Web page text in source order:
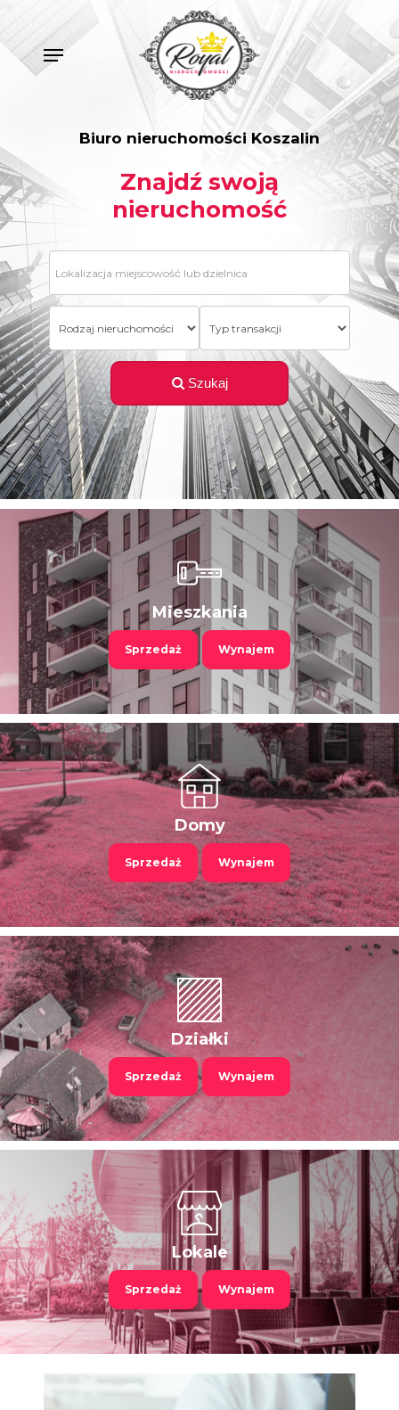
main
content
Menu
Biuro nieruchomości Koszalin
Znajdź swoją
nieruchomość
Szukaj
Mieszkania
Sprzedaż Wynajem
Domy
Sprzedaż Wynajem
Działki
Sprzedaż Wynajem
Lokale
Sprzedaż Wynajem